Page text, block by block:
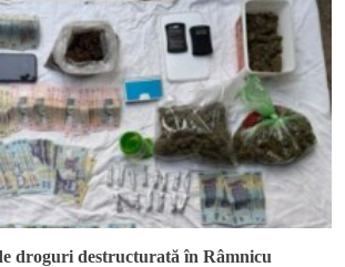
droguri destructurată în Râmnicu